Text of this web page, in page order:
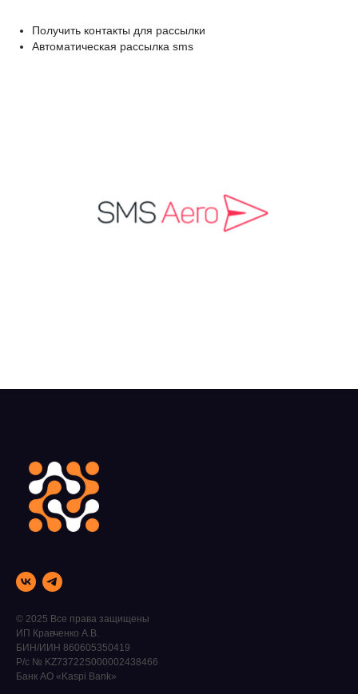
Получить контакты для рассылки
Автоматическая рассылка sms
© 2025 Все права защищены
ИП Кравченко А.В.
БИН/ИИН 860605350419
Р/с № KZ73722S000002438466
Банк АО «Kaspi Bank»